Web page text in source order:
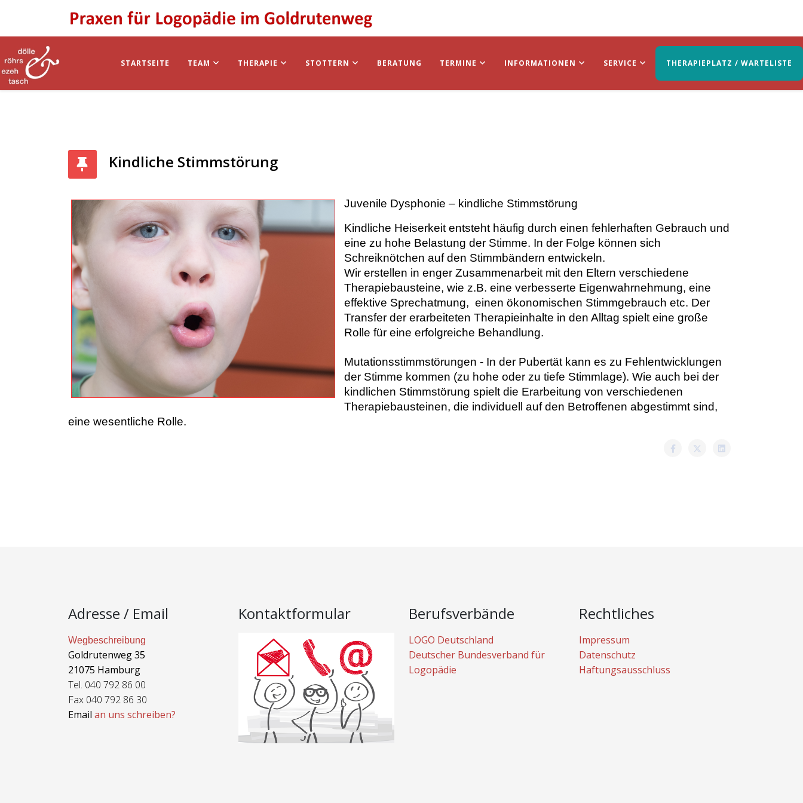
STARTSEITE TEAM THERAPIE STOTTERN BERATUNG TERMINE INFORMATIONEN SERVICE THERAPIEPLATZ / WARTELISTE
Kindliche Stimmstörung
Juvenile Dysphonie – kindliche Stimmstörung
Kindliche Heiserkeit entsteht häufig durch einen fehlerhaften Gebrauch und
eine zu hohe Belastung der Stimme. In der Folge können sich
Schreiknötchen auf den Stimmbändern entwickeln.
Wir erstellen in enger Zusammenarbeit mit den Eltern verschiedene
Therapiebausteine, wie z.B. eine verbesserte Eigenwahrnehmung, eine
effektive Sprechatmung, einen ökonomischen Stimmgebrauch etc. Der
Transfer der erarbeiteten Therapieinhalte in den Alltag spielt eine große
Rolle für eine erfolgreiche Behandlung.
Mutationsstimmstörungen - In der Pubertät kann es zu Fehlentwicklungen
der Stimme kommen (zu hohe oder zu tiefe Stimmlage). Wie auch bei der
kindlichen Stimmstörung spielt die Erarbeitung von verschiedenen
Therapiebausteinen, die individuell auf den Betroffenen abgestimmt sind,
eine wesentliche Rolle.
Adresse / Email
Wegbeschreibung
Goldrutenweg 35
21075 Hamburg
Tel. 040 792 86 00
Fax 040 792 86 30
Email an uns schreiben?
Kontaktformular Berufsverbände
LOGO Deutschland
Deutscher Bundesverband für
Logopädie
Rechtliches
Impressum
Datenschutz
Haftungsausschluss